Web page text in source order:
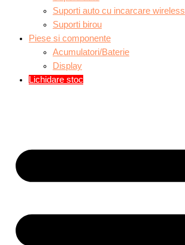
Suporti auto cu incarcare wireless
Suporti birou
Piese si componente
Acumulatori/Baterie
Display
Lichidare stoc